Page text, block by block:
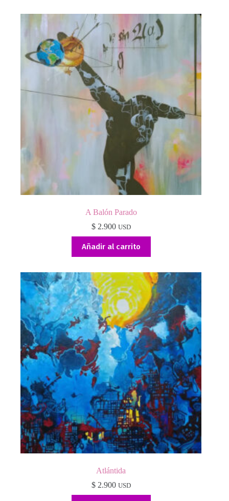
A Balón Parado
$2.900 USD
Añadir al carrito
Atlántida
$2.900 USD